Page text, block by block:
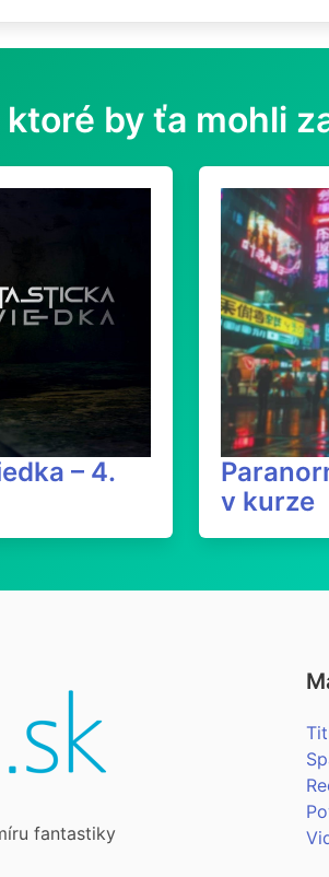
by ťa mohli
– 4.
v kurze
fantastiky